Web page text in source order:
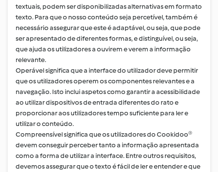
textuais, podem ser disponibilizadas alternativas em formato
texto. Para que o nosso conteúdo seja percetível, também é
necessário assegurar que este é adaptável, ou seja, que pode
ser apresentado de diferentes formas, e distinguível, ou seja,
que ajuda os utilizadores a ouvirem e verem a informação
relevante.
Operável significa que a interface do utilizador deve permitir
que os utilizadores operem os componentes relevantes e a
navegação. Isto inclui aspetos como garantir a acessibilidade
ao utilizar dispositivos de entrada diferentes do rato e
proporcionar aos utilizadores tempo suficiente para ler e
utilizar o conteúdo.
Compreensível significa que os utilizadores do Cookidoo®
devem conseguir perceber tanto a informação apresentada
como a forma de utilizar a interface. Entre outros requisitos,
devemos assegurar que o texto é fácil de ler e entender e que